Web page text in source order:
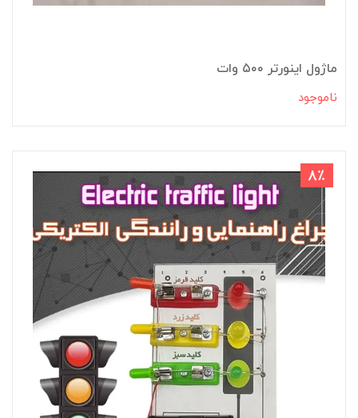
ماژول اینورتر ۵۰۰ وات
ناموجود
8٪